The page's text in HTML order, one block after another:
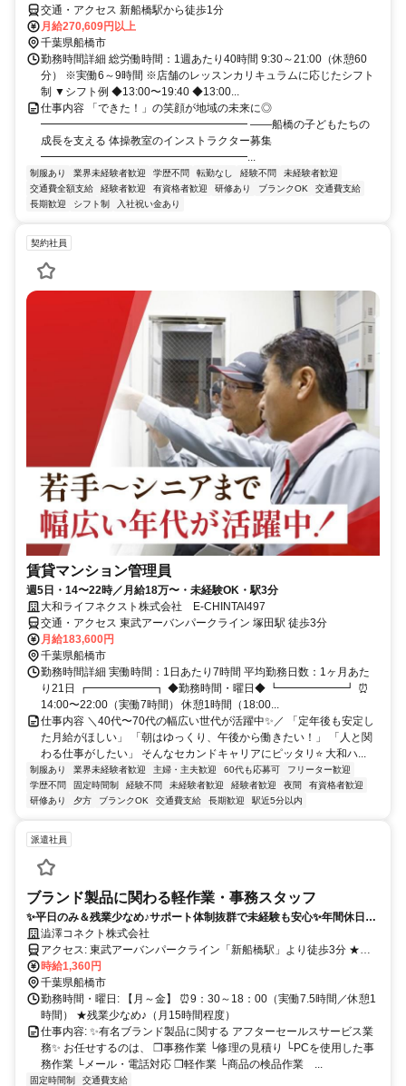
交通・アクセス 新船橋駅から徒歩1分
月給270,609円以上
千葉県船橋市
勤務時間詳細 総労働時間：1週あたり40時間 9:30～21:00（休憩60
分） ※実働6～9時間 ※店舗のレッスンカリキュラムに応じたシフト
制 ▼シフト例 ◆13:00〜19:40 ◆13:00...
仕事内容 「できた！」の笑顔が地域の未来に◎
━━━━━━━━━━━━━━━━━━━ ――船橋の子どもたちの
成長を支える 体操教室のインストラクター募集
━━━━━━━━━━━━━━━━━━━...
制服あり 業界未経験者歓迎 学歴不問 転勤なし 経験不問
未経験者歓迎
交通費全額支給
経験者歓迎 有資格者歓迎 研修あり ブランクOK
交通費支給
長期歓迎
シフト制 入社祝い金あり
契約社員
賃貸マンション管理員
週5日・14〜22時／月給18万〜・未経験OK・駅3分
大和ライフネクスト株式会社 E-CHINTAI497
交通・アクセス 東武アーバンパークライン 塚田駅 徒歩3分
月給183,600円
千葉県船橋市
勤務時間詳細 実働時間：1日あたり7時間 平均勤務日数：1ヶ月あた
り21日 ┏━━━━━━┓ ◆勤務時間・曜日◆ ┗━━━━━━┛ ⏰
14:00〜22:00（実働7時間） 休憩1時間（18:00...
仕事内容 ＼40代〜70代の幅広い世代が活躍中✨／ 「定年後も安定し
た月給がほしい」 「朝はゆっくり、午後から働きたい！」 「人と関
わる仕事がしたい」 そんなセカンドキャリアにピッタリ⭐ 大和ハ...
制服あり 業界未経験者歓迎 主婦・主夫歓迎 60代も応募可
フリーター歓迎
学歴不問
固定時間制 経験不問 未経験者歓迎 経験者歓迎 夜間
有資格者歓迎
研修あり
夕方 ブランクOK 交通費支給 長期歓迎 駅近5分以内
派遣社員
ブランド製品に関わる軽作業・事務スタッフ
✨平日のみ＆残業少なめ♪サポート体制抜群で未経験も安心✨年間休日
120日⭐20～50代女性活躍中！
澁澤コネクト株式会社
アクセス: 東武アーバンパークライン「新船橋駅」より徒歩3分 ★自
転車通勤可能！（駐輪場完備）
時給1,360円
千葉県船橋市
勤務時間・曜日: 【月～金】 ⏰9：30～18：00（実働7.5時間／休憩1
時間） ★残業少なめ♪（月15時間程度）
仕事内容: ✨有名ブランド製品に関する アフターセールスサービス業
務✨ お任せするのは、 ❒事務作業 └修理の見積り └PCを使用した事
務作業 └メール・電話対応 ❒軽作業 └商品の検品作業 ...
固定時間制 交通費支給